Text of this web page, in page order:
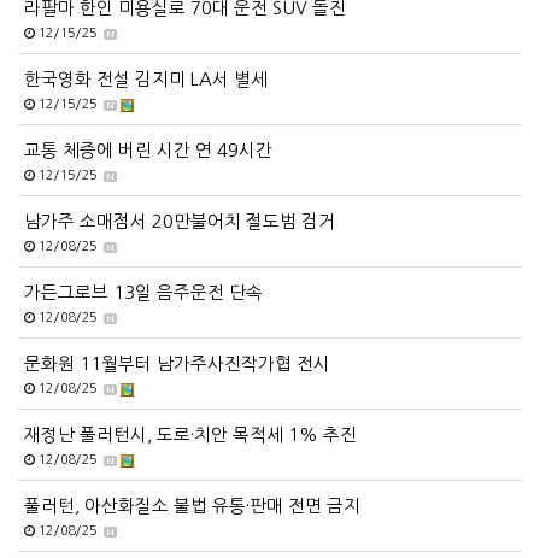
라팔마 한인 미용실로 70대 운전 SUV 돌진
12/15/25
한국영화 전설 김지미 LA서 별세
12/15/25
교통 체증에 버린 시간 연 49시간
12/15/25
남가주 소매점서 20만불어치 절도범 검거
12/08/25
가든그로브 13일 음주운전 단속
12/08/25
문화원 11월부터 남가주사진작가협 전시
12/08/25
재정난 풀러턴시, 도로·치안 목적세 1% 추진
12/08/25
풀러턴, 아산화질소 불법 유통·판매 전면 금지
12/08/25